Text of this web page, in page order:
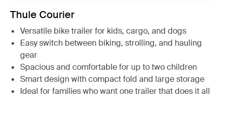
Thule Courier
Versatile bike trailer for kids, cargo, and dogs
Easy switch between biking, strolling, and hauling
gear
Spacious and comfortable for up to two children
Smart design with compact fold and large storage
Ideal for families who want one trailer that does it all